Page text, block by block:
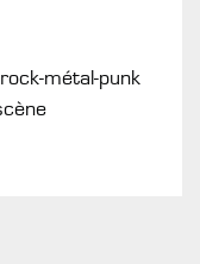
métal-punk